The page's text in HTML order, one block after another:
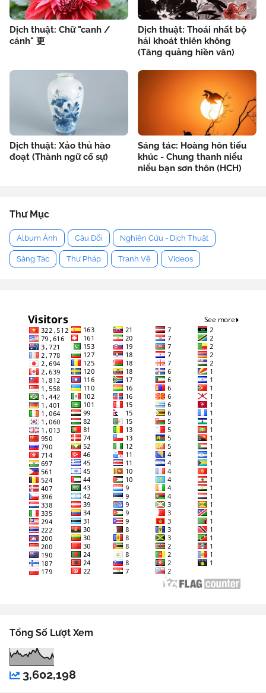
Dịch thuật: Chữ "canh /
cánh" 更
Dịch thuật: Thoái nhất bộ
hải khoát thiên không
(Tăng quảng hiền văn)
Dịch thuật: Xảo thủ hào
đoạt (Thành ngữ cố sự)
Sáng tác: Hoàng hôn tiểu
khúc - Chung thanh niểu
niểu bạn sơn thôn (HCH)
Thư Mục
Album Ảnh Câu Đối Nghiên Cứu - Dịch Thuật
Sáng Tác Thư Pháp Tranh Vẽ Videos
Tổng Số Lượt Xem
3,602,198